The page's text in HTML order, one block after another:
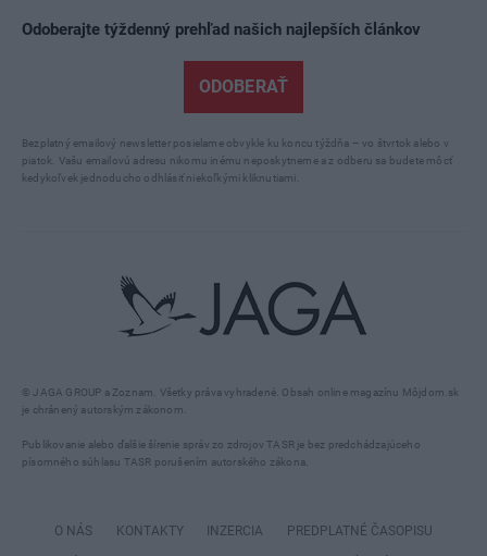
© JAGA GROUP a Zoznam. Všetky práva vyhradené. Obsah online magazínu Môjdom.sk
je chránený autorským zákonom.
Publikovanie alebo ďalšie šírenie správ zo zdrojov TASR je bez predchádzajúceho
písomného súhlasu TASR porušením autorského zákona.
Odoberajte týždenný prehľad našich najlepších článkov
ODOBERAŤ
Bezplatný emailový newsletter posielame obvykle ku koncu týždňa – vo štvrtok alebo v
piatok. Vašu emailovú adresu nikomu inému neposkytneme a z odberu sa budete môcť
kedykoľvek jednoducho odhlásiť niekoľkými kliknutiami.
O NÁS KONTAKTY INZERCIA PREDPLATNÉ ČASOPISU